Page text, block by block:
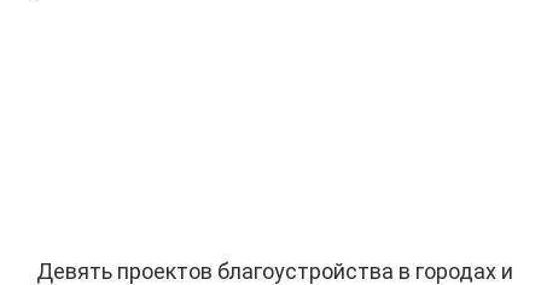
Девять проектов благоустройства в городах и